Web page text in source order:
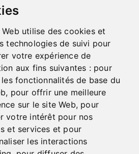
Web utilise des cookies et
technologies de suivi pour
votre expérience de
aux fins suivantes : pour
fonctionnalités de base du
, pour offrir une meilleure
sur le site Web, pour
votre intérêt pour nos
et services et pour
les interactions
de nos fondations en
et en participant aux
activités.
généreusement!
DU SITE POLITIQUE LINGUISTIQUE
RÉALISATION DU SITE
REMERCIEMENTS